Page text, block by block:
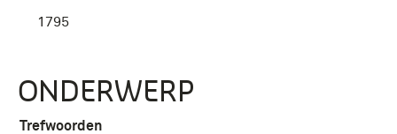
1795
ONDERWERP
Trefwoorden